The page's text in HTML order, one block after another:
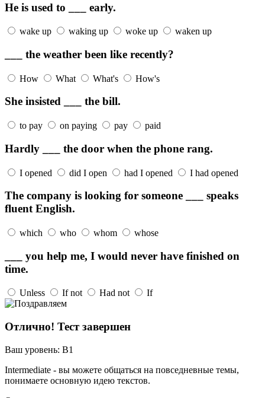
He is used to ___ early.
wake up waking up woke up waken up
___ the weather been like recently?
How What What's How's
She insisted ___ the bill.
to pay on paying pay paid
Hardly ___ the door when the phone rang.
I opened did I open had I opened I had opened
The company is looking for someone ___ speaks
fluent English.
which who whom whose
___ you help me, I would never have finished on
time.
Unless If not Had not If
Отлично! Тест завершен
Ваш уровень: B1
Intermediate - вы можете общаться на повседневные темы,
понимаете основную идею текстов.